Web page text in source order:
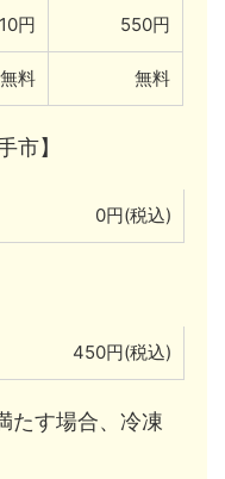
円 550円
無料 無料
市】
0円(税込)
450円(税込)
す場合、冷凍